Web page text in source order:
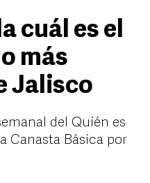
cuál es el
más
Jalisco
del Quién es
Canasta Básica por